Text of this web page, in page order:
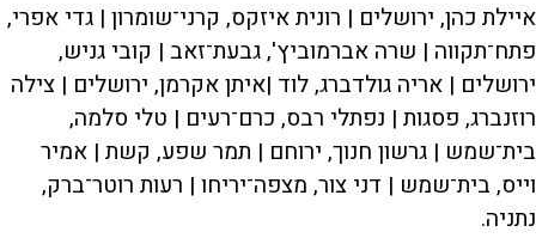
איילת כהן, ירושלים | רונית איזקס, קרני־שומרון | גדי אפרי,
פתח־תקווה | שרה אברמוביץ', גבעת־זאב | קובי גניש,
ירושלים | אריה גולדברג, לוד |איתן אקרמן, ירושלים | צילה
רוזנברג, פסגות | נפתלי רבס, כרם־רעים | טלי סלמה,
בית־שמש | גרשון חנוך, ירוחם | תמר שפע, קשת | אמיר
וייס, בית־שמש | דני צור, מצפה־יריחו | רעות רוטר־ברק,
נתניה.